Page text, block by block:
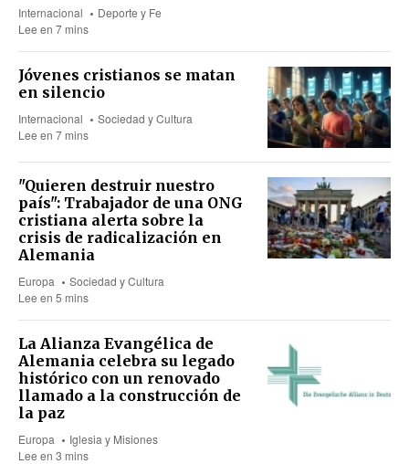
Internacional
Deporte y Fe
Lee en 7 mins
Jóvenes cristianos se matan
en silencio
Internacional
Sociedad y Cultura
Lee en 7 mins
"Quieren destruir nuestro
país": Trabajador de una ONG
cristiana alerta sobre la
crisis de radicalización en
Alemania
Europa
Sociedad y Cultura
Lee en 5 mins
La Alianza Evangélica de
Alemania celebra su legado
histórico con un renovado
llamado a la construcción de
la paz
Europa
Iglesia y Misiones
Lee en 3 mins